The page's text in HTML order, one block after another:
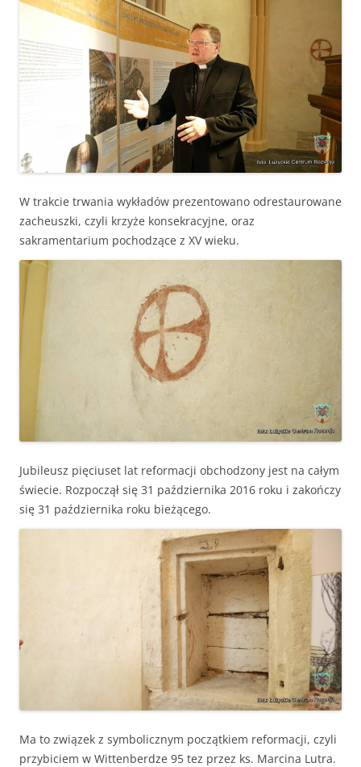
W trakcie trwania wykładów prezentowano odrestaurowane
zacheuszki, czyli krzyże konsekracyjne, oraz
sakramentarium pochodzące z XV wieku.
Jubileusz pięciuset lat reformacji obchodzony jest na całym
świecie. Rozpoczął się 31 października 2016 roku i zakończy
się 31 października roku bieżącego.
Ma to związek z symbolicznym początkiem reformacji, czyli
przybiciem w Wittenberdze 95 tez przez ks. Marcina Lutra.